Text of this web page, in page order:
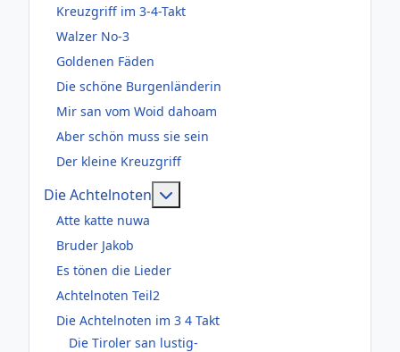
Kreuzgriff im 3-4-Takt
Walzer No-3
Goldenen Fäden
Die schöne Burgenländerin
Mir san vom Woid dahoam
Aber schön muss sie sein
Der kleine Kreuzgriff
Die Achtelnoten
Atte katte nuwa
Bruder Jakob
Es tönen die Lieder
Achtelnoten Teil2
Die Achtelnoten im 3 4 Takt
Die Tiroler san lustig-